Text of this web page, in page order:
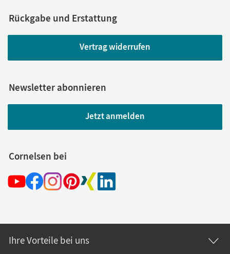
Rückgabe und Erstattung
Vertrag widerrufen
Newsletter abonnieren
Jetzt anmelden
Cornelsen bei
Ihre Vorteile bei uns